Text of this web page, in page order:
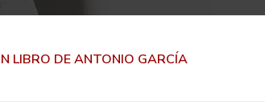
LIBRO DE ANTONIO GARCÍA